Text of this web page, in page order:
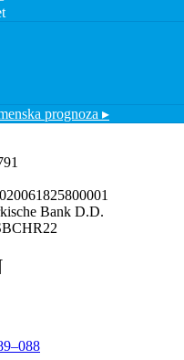
prognoza ▸
Bank D.D.